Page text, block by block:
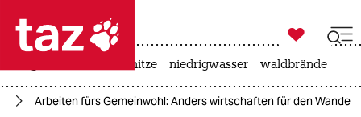
 taz zahl ich
taz zahl ich

taz zahl ich
hitze niedrigwasser waldbrände
Arbeiten fürs Gemeinwohl: Anders wirtschaften für den Wandel